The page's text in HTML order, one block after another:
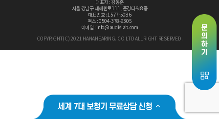
세계 7대 보청기 무료상담 신청
대표자 : 강동훈
서울 강남구 테헤란로 111 ,준경타워 8층
대표번호 : 1577-5086
팩스 : 0504-378-9305
이메일 : info@audislab.com
COPYRIGHT(C) 2021 HANAHEARING. CO.LTD ALL RIGHT RESERVED.
[자세히보기]